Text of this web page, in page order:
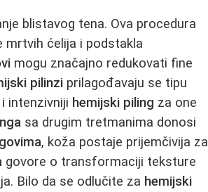
blistavog tena. Ova procedura
mrtvih ćelija i podstakla
mogu značajno redukovati fine
pilinzi prilagođavaju se tipu
intenzivniji hemijski piling za one
sa drugim tretmanima donosi
, koža postaje prijemčivija za
govore o transformaciji teksture
Bilo da se odlučite za hemijski